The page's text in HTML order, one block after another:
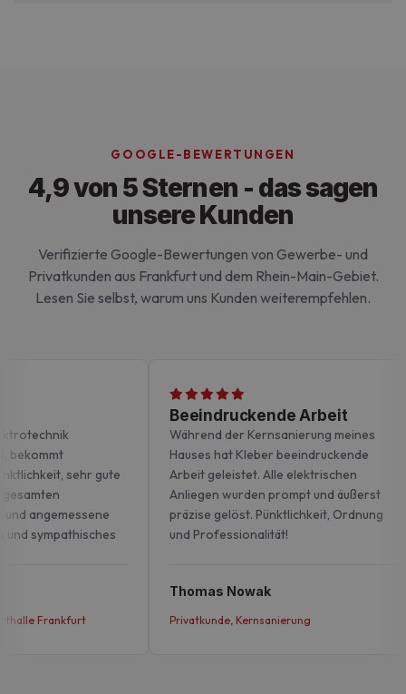
GOOGLE-BEWERTUNGEN
4,9 von 5 Sternen - das sagen
unsere Kunden
Verifizierte Google-Bewertungen von Gewerbe- und
Privatkunden aus Frankfurt und dem Rhein-Main-Gebiet.
Lesen Sie selbst, warum uns Kunden weiterempfehlen.
sehr gute
angemessene
sympathisches
Frankfurt
Beeindruckende Arbeit
Während der Kernsanierung meines
Hauses hat Kleber beeindruckende
Arbeit geleistet. Alle elektrischen
Anliegen wurden prompt und äußerst
präzise gelöst. Pünktlichkeit, Ordnung
und Professionalität!
Thomas Nowak
Privatkunde, Kernsanierung